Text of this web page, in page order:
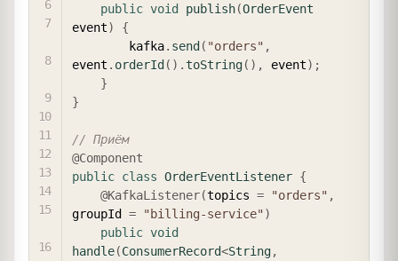
public void publish(OrderEvent
event)
{
        kafka
. send( "orders" ,
event . orderId( ) .toString( ) , event) ;
}
}
// Приём
@Component
public class OrderEventListener {
@KafkaListener(topics = "orders" ,
groupId = "billing-service")
public void
handle(ConsumerRecord<String,